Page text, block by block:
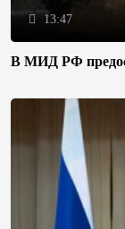
13:47
В МИД РФ